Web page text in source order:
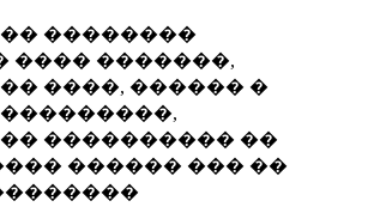
��������
���� �������,
����, ������ �
���������� ��
������ ��� ��